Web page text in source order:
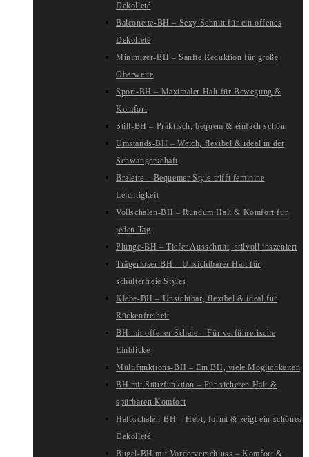
Dekolleté
Balconette-BH – Sexy Schnitt für ein offenes
Dekolleté
Minimizer-BH – Sanfte Reduktion für große
Oberweite
Sport-BH – Maximaler Halt für Bewegung &
Komfort
Still-BH – Praktisch, bequem & einfach schön
Umstands-BH – Weich, flexibel & ideal in der
Schwangerschaft
Bralette – Bequemer Style trifft feminine
Leichtigkeit
Vollschalen-BH – Rundum Halt & Komfort für
jeden Tag
Plunge-BH – Tiefer Ausschnitt, stilvoll inszeniert
Trägerloser BH – Unsichtbarer Halt für
schulterfreie Styles
Klebe-BH – Unsichtbar, flexibel & ideal für
Rückenfreiheit
BH mit offener Schale – Für verführerische
Einblicke
Multifunktions-BH – Ein BH, viele Möglichkeiten
BH mit Stützfunktion – Für sicheren Halt &
spürbaren Komfort
Halbschalen-BH – Hebt, formt & zeigt ein schönes
Dekolleté
Bügel-BH mit Vorderverschluss – Komfort &